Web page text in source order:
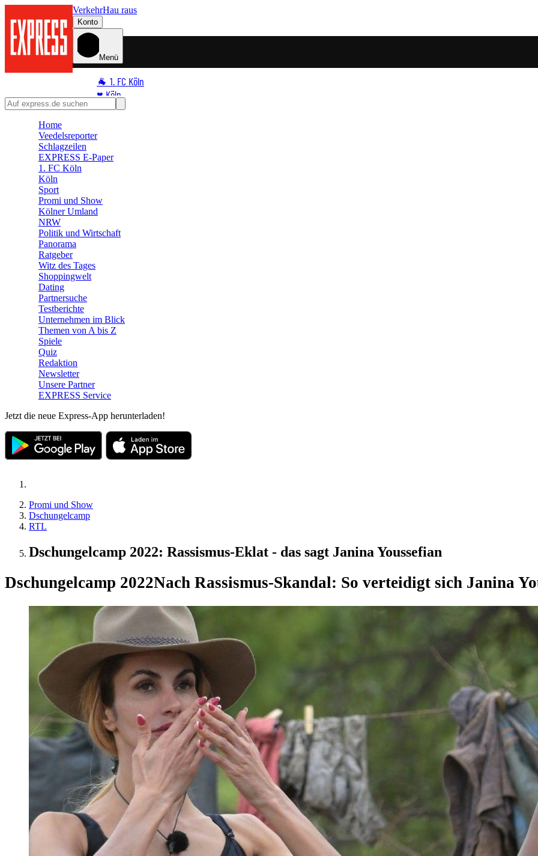
VerkehrHau raus
Konto
Menü
🐐 1. FC Köln
♥️ Köln
⭐ Promi
🛒 Shoppingwelt
🧩 Spiele
Home
Veedelsreporter
Schlagzeilen
EXPRESS E-Paper
1. FC Köln
Köln
Sport
Promi und Show
Kölner Umland
NRW
Politik und Wirtschaft
Panorama
Ratgeber
Witz des Tages
Shoppingwelt
Dating
Partnersuche
Testberichte
Unternehmen im Blick
Themen von A bis Z
Spiele
Quiz
Redaktion
Newsletter
Unsere Partner
EXPRESS Service
Jetzt die neue Express-App herunterladen!
Promi und Show
Dschungelcamp
RTL
Dschungelcamp 2022: Rassismus-Eklat - das sagt Janina Youssefian
Dschungelcamp 2022Nach Rassismus-Skandal: So verteidigt sich Janina